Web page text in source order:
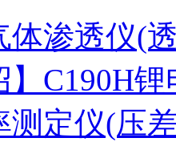
体渗透仪(
】C190H
测定仪(压